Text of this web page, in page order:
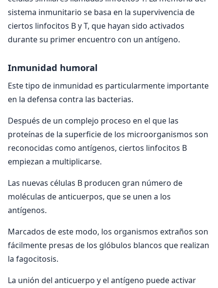
sistema inmunitario se basa en la supervivencia de
ciertos linfocitos B y T, que hayan sido activados
durante su primer encuentro con un antígeno.
Inmunidad humoral
Este tipo de inmunidad es particularmente importante
en la defensa contra las bacterias.
Después de un complejo proceso en el que las
proteínas de la superficie de los microorganismos son
reconocidas como antígenos, ciertos linfocitos B
empiezan a multiplicarse.
Las nuevas células B producen gran número de
moléculas de anticuerpos, que se unen a los
antígenos.
Marcados de este modo, los organismos extraños son
fácilmente presas de los glóbulos blancos que realizan
la fagocitosis.
La unión del anticuerpo y el antígeno puede activar